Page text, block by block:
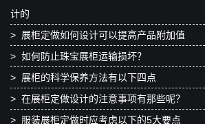
计的
> 展柜定做如何设计可以提高产品附加值
> 如何防止珠宝展柜运输损坏？
> 展柜的科学保养方法有以下四点
> 在展柜定做设计的注意事项有那些呢？
> 服装展柜定做时应考虑以下的5大要点